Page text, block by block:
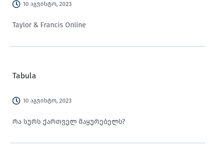
10 აგვისტო, 2023
Taylor & Francis Online
Tabula
10 აგვისტო, 2023
რა სურს ქართველ მაყურებელს?